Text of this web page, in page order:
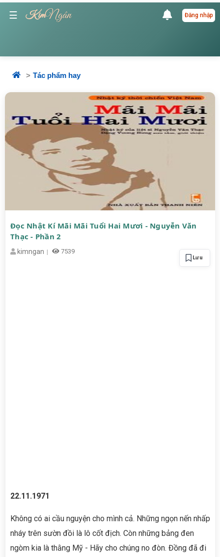
☰ KimNgân Đăng nhập
Tác phẩm hay
Đọc Nhật Kí Mãi Mãi Tuổi Hai Mươi - Nguyễn Văn
Thạc - Phần 2
kimngan 7539
Lưu
22.11.1971
Không có ai cầu nguyện cho mình cả. Những ngọn nến nhấp
nháy trên sườn đồi là lô cốt địch. Còn những bảng đen
ngòm kia là thằng Mỹ - Hãy cho chúng no đòn. Đồng đã đi